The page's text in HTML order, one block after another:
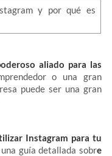
aliado para las
o una gran
puede ser una gran
Instagram para tu
guía detallada sobre